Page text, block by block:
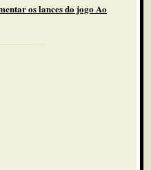
os lances do jogo Ao